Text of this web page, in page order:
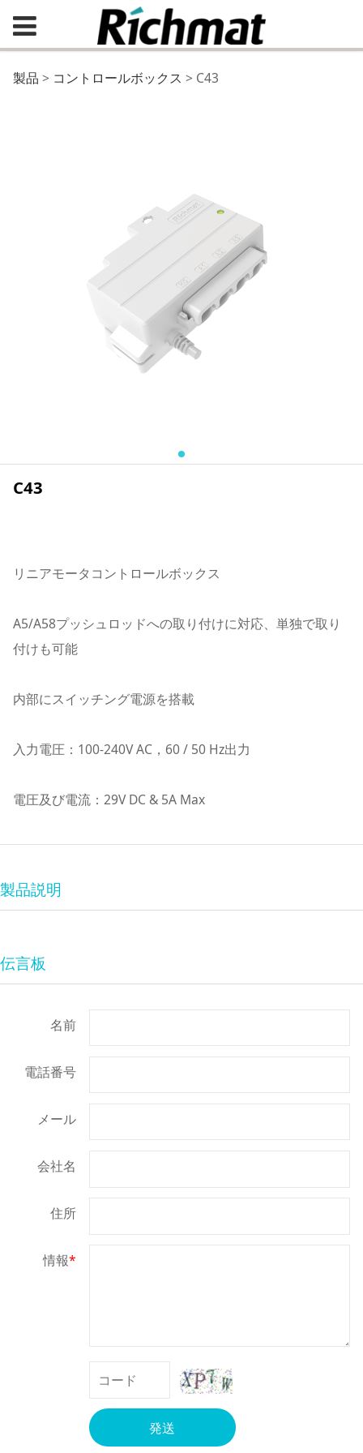
C43
製品 > コントロールボックス > C43
C43
リニアモータコントロールボックス
A5/A58プッシュロッドへの取り付けに対応、単独で取り
付けも可能
内部にスイッチング電源を搭載
入力電圧：100-240V AC，60 / 50 Hz出力
電圧及び電流：29V DC & 5A Max
製品説明
伝言板
名前
電話番号
メール
会社名
住所
情報*
発送